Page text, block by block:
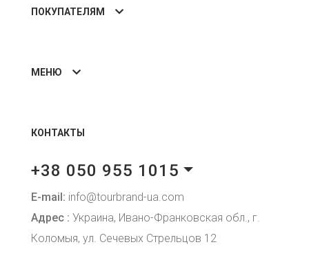
ПОКУПАТЕЛЯМ
МЕНЮ
КОНТАКТЫ
+38 050 955 1015
E-mail: info@tourbrand-ua.com
Адрес : Украина, Ивано-Франковская обл., г.
Коломыя, ул. Сечевых Стрельцов 12